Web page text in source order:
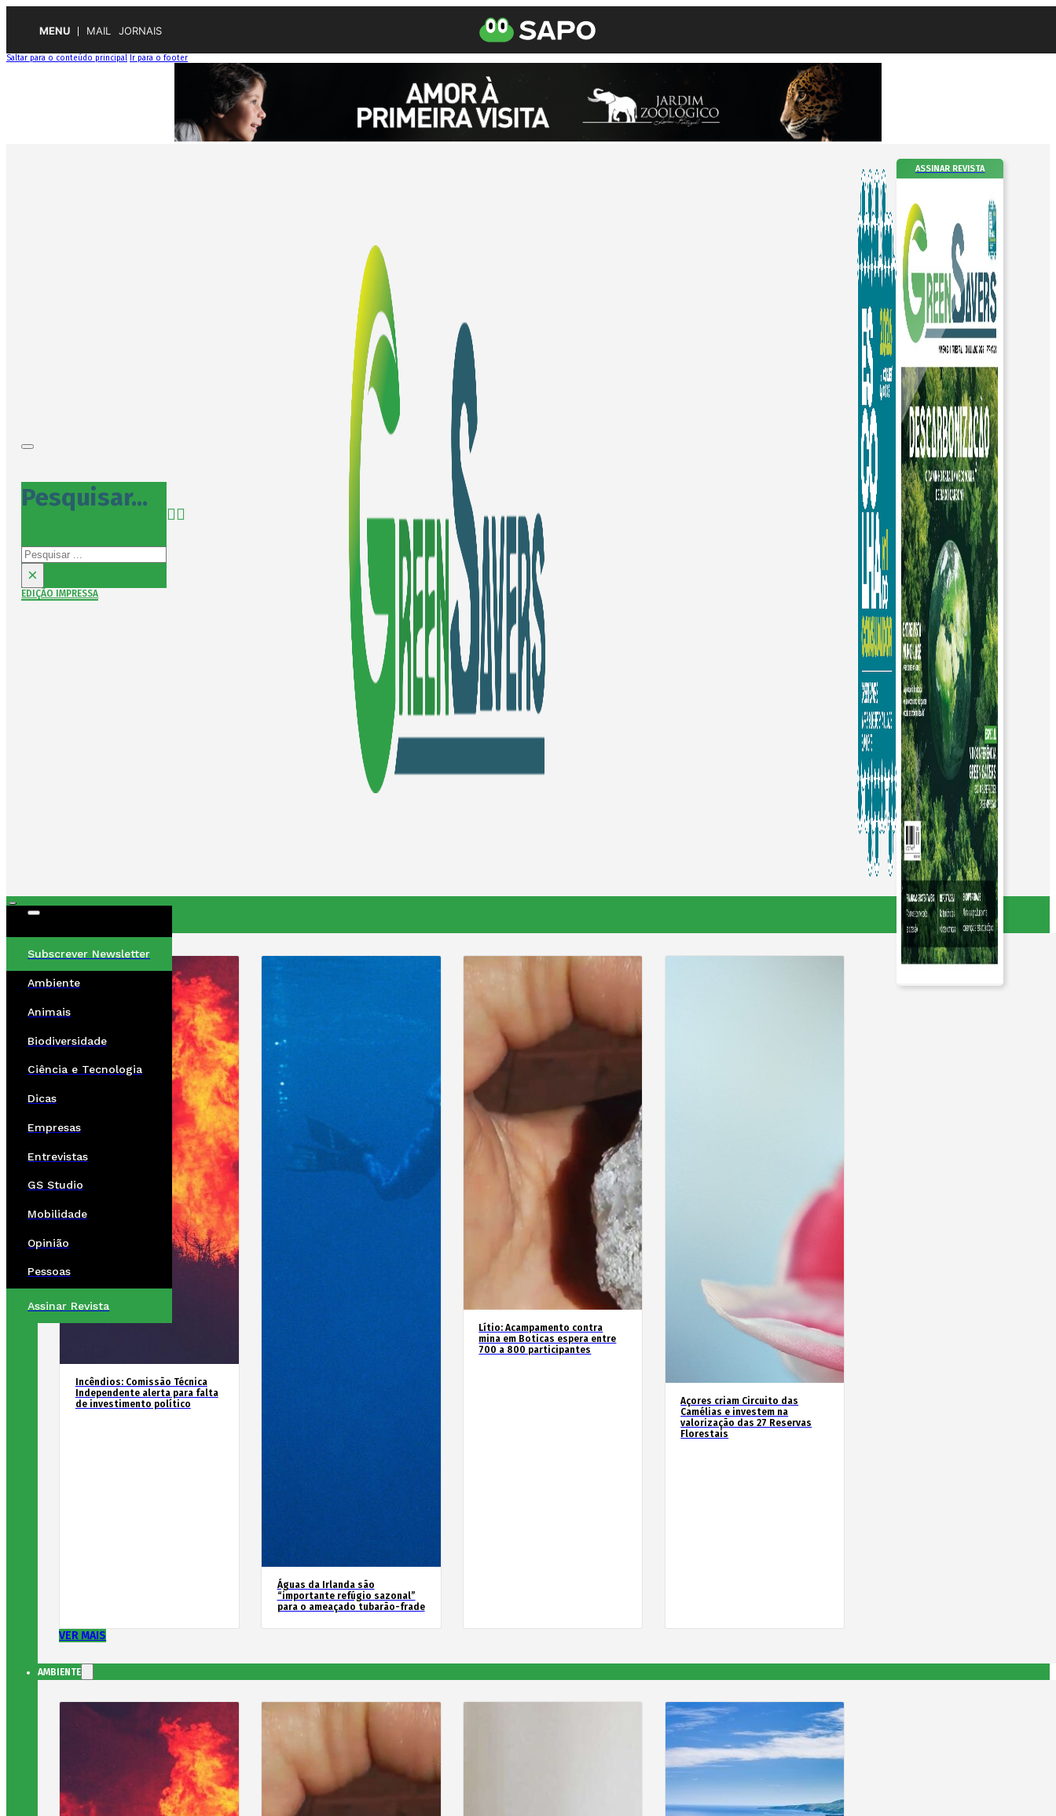
MENU MAIL JORNAIS
Saltar para o conteúdo principal Ir para o footer
Pesquisar...
Pesquisar
×
EDIÇÃO IMPRESSA
ASSINAR REVISTA
Subscrever Newsletter
Ambiente
Animais
Biodiversidade
Ciência e Tecnologia
Dicas
Empresas
Entrevistas
GS Studio
Mobilidade
Opinião
Pessoas
Assinar Revista
Incêndios: Comissão Técnica
Independente alerta para falta
de investimento político
Águas da Irlanda são
“importante refúgio sazonal”
para o ameaçado tubarão-frade
Lítio: Acampamento contra
mina em Boticas espera entre
700 a 800 participantes
Açores criam Circuito das
Camélias e investem na
valorização das 27 Reservas
Florestais
VER MAIS
AMBIENTE